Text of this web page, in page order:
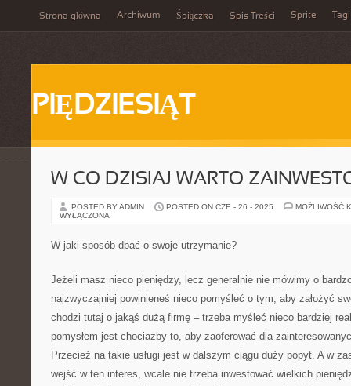
Strona główna Archiwum Śpiączka Spis Treści Sprite Tagi
PIĘDZIESIĄT
W CO DZISIAJ WARTO
POSTED BY ADMIN POSTED ON CZE - 26 - 2025
MOŻLIWOŚĆ
WYŁĄCZONA
W jaki sposób dbać o swoje utrzymanie?
Jeżeli masz nieco pieniędzy, lecz generalnie nie mówimy o
najzwyczajniej powinieneś nieco pomyśleć o tym, aby założyć
chodzi tutaj o jakąś dużą firmę – trzeba myśleć nieco bardziej
pomysłem jest chociażby to, aby zaoferować dla
Przecież na takie usługi jest w dalszym ciągu duży popyt. A w
wejść w ten interes, wcale nie trzeba inwestować wielkich